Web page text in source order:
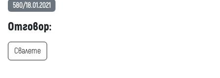
580/18.01.2021
Отговор:
Свалете